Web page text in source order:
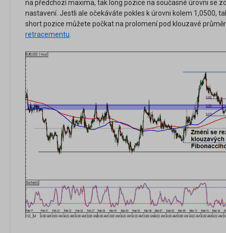
na předchozí maxima, tak long pozice na současné úrovni se
nastavení. Jestli ale očekáváte pokles k úrovni kolem 1,0500,
short pozice můžete počkat na prolomení pod klouzavé
retracementu.